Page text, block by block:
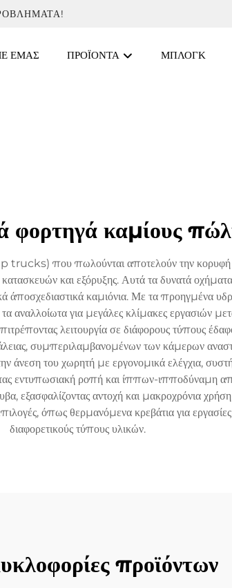
ΕΜΆΣ ΠΡΟΪΌΝΤΑ ΜΠΛΟΓΚ
φορτηγά καμίους
που πωλούνται αποτελούν την κορυφή
και εξόρυξης. Αυτά τα δυνατά
άποσχεδιαστικά καμιόνια. Με τα προηγμένα
αναλλοίωτα για μεγάλες κλίμακες εργασιών
λειτουργία σε διάφορους τύπους
συμπεριλαμβανομένων των κάμερων
άνεση του χωρητή με εργονομικά ελέγχια,
εντυπωσιακή ροπή και ίππων-ιπποδύναμη
εξασφαλίζοντας αντοχή και μακροχρόνια
όπως θερμανόμενα κρεβάτια για εργασίες
διαφορετικούς τύπους υλικών.
προϊόντων